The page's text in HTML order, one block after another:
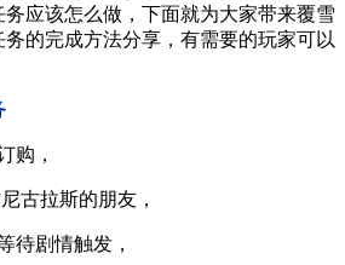
应该怎么做，下面就为大家带来覆雪
的完成方法分享，有需要的玩家可以
购，
古拉斯的朋友，
待剧情触发，